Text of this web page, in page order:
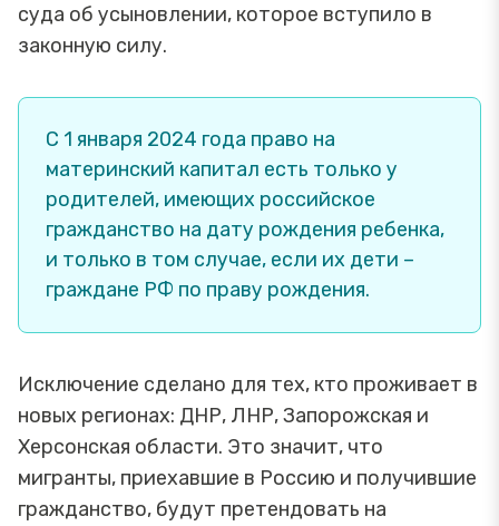
суда об усыновлении, которое вступило в
законную силу.
С 1 января 2024 года право на
материнский капитал есть только у
родителей, имеющих российское
гражданство на дату рождения ребенка,
и только в том случае, если их дети –
граждане РФ по праву рождения.
Исключение сделано для тех, кто проживает в
новых регионах: ДНР, ЛНР, Запорожская и
Херсонская области. Это значит, что
мигранты, приехавшие в Россию и получившие
гражданство, будут претендовать на